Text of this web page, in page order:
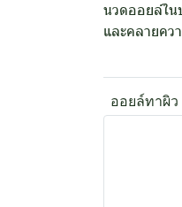
นวดออยล์ใน
และคลายคว
ออยล์ทาผิว